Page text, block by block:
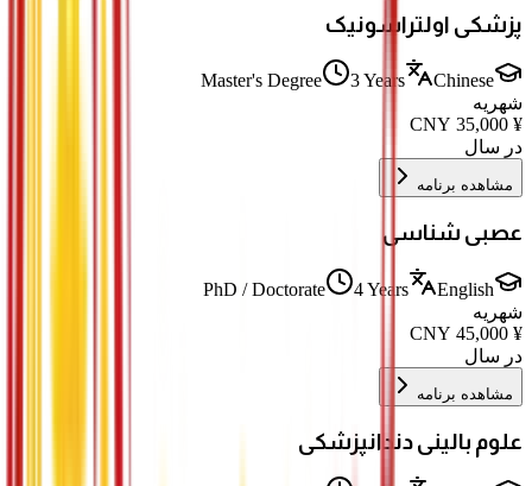
پزشکی اولتراسونیک
Master's Degree 3 Years
Chinese
شهریه
¥
35,000
در سال
مشاهده برنامه
عصبی شناسی
PhD / Doctorate 4 Years
English
شهریه
¥
45,000
در سال
مشاهده برنامه
علوم بالینی دندانپزشکی